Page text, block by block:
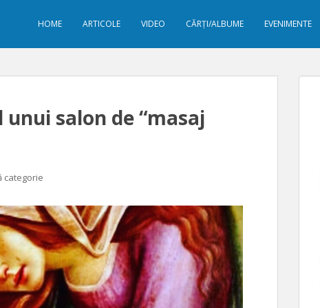
HOME ARTICOLE VIDEO CĂRȚI/ALBUME EVENIMENTE
salon de “masaj
categorie